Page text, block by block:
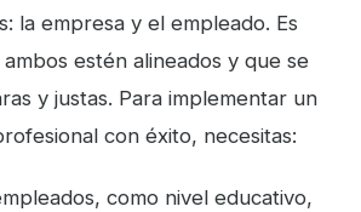
la empresa y el empleado. Es
estén alineados y que se
y justas. Para implementar un
con éxito, necesitas:
como nivel educativo,